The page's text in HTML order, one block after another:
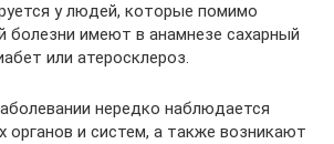
у людей, которые помимо
болезни имеют в анамнезе сахарный
или атеросклероз.
нередко наблюдается
органов и систем, а также возникают